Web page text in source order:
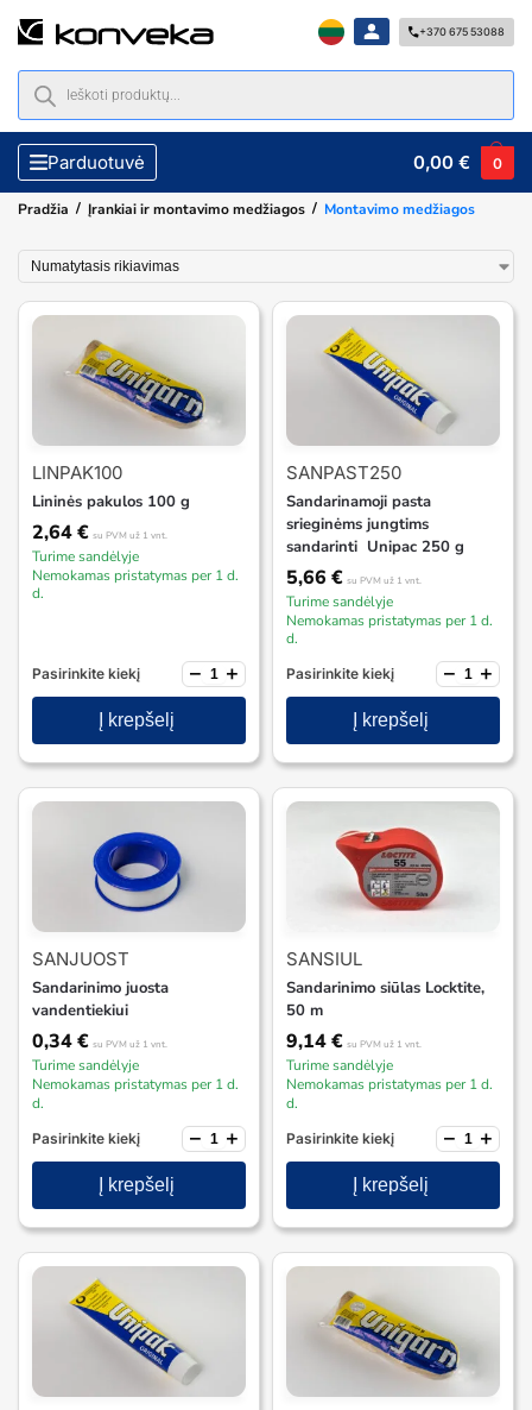
+370 675 53088
Parduotuvė 0,00€ 0
Pradžia / Įrankiai ir montavimo medžiagos / Montavimo medžiagos
LINPAK100
Lininės pakulos 100 g
2,64€ su PVM už 1 vnt.
Turime sandėlyje
Nemokamas pristatymas per 1 d.
d.
Pasirinkite kiekį − +
Į krepšelį
SANPAST250
Sandarinamoji pasta
srieginėms jungtims
sandarinti Unipac 250 g
5,66 € su PVM už 1 vnt.
Turime sandėlyje
Nemokamas pristatymas per 1 d.
d.
Pasirinkite kiekį − +
Į krepšelį
SANJUOST
Sandarinimo juosta
vandentiekiui
0,34€ su PVM už 1 vnt.
Turime sandėlyje
Nemokamas pristatymas per 1 d.
d.
Pasirinkite kiekį − +
Į krepšelį
SANSIUL
Sandarinimo siūlas Locktite,
50 m
9,14€ su PVM už 1 vnt.
Turime sandėlyje
Nemokamas pristatymas per 1 d.
d.
Pasirinkite kiekį − +
Į krepšelį